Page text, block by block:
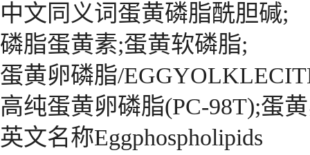
中文同义词蛋黄磷脂酰胆碱;
磷脂蛋黄素;蛋黄软磷脂;
蛋黄卵磷脂/
高纯蛋黄卵磷脂(PC-98T);蛋
英文名称Eggphospholipids